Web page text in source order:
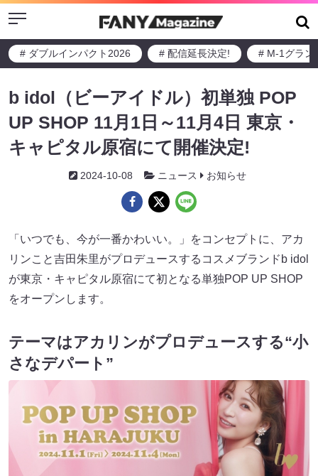
Menu
# ダブルインパクト2026 # 配信延長決定! # M-1グラン
b idol（ビーアイドル）初単独 POP
UP SHOP 11月1日～11月4日 東京・
キャピタル原宿にて開催決定!
2024-10-08 ニュース お知らせ
「いつでも、今が一番かわいい。」をコンセプトに、アカ
リンこと吉田朱里がプロデュースするコスメブランドb idol
が東京・キャピタル原宿にて初となる単独POP UP SHOP
をオープンします。
テーマはアカリンがプロデュースする“小
さなデパート”